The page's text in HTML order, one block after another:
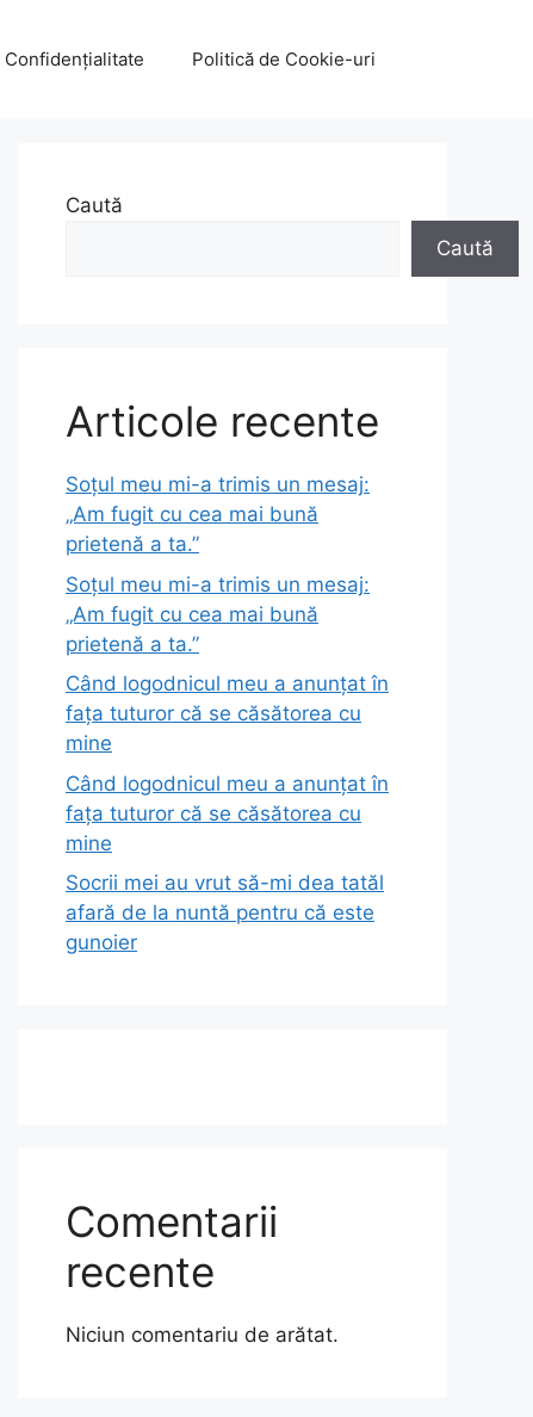
Confidențialitate Politică de Cookie-uri
Caută
Caută
Articole recente
Soțul meu mi-a trimis un mesaj:
„Am fugit cu cea mai bună
prietenă a ta.”
Soțul meu mi-a trimis un mesaj:
„Am fugit cu cea mai bună
prietenă a ta.”
Când logodnicul meu a anunțat în
fața tuturor că se căsătorea cu
mine
Când logodnicul meu a anunțat în
fața tuturor că se căsătorea cu
mine
Socrii mei au vrut să-mi dea tatăl
afară de la nuntă pentru că este
gunoier
Comentarii
recente
Niciun comentariu de arătat.